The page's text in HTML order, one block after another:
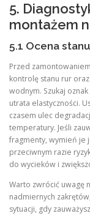
5.
montażem
5.1 Ocena
Przed
kontrolę stanu rur
wodnym. Szukaj
utrata elastyczności.
czasem ulec
temperatury. Jeśli
fragmenty, wymień je
przeciwnym razie
do wycieków i
Warto zwrócić uwagę
nadmiernych
sytuacji, gdy